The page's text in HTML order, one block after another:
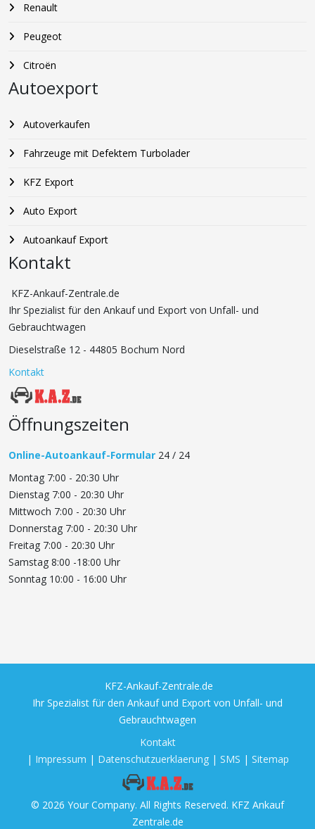
Renault
Peugeot
Citroën
Autoexport
Autoverkaufen
Fahrzeuge mit Defektem Turbolader
KFZ Export
Auto Export
Autoankauf Export
Kontakt
KFZ-Ankauf-Zentrale.de
Ihr Spezialist für den Ankauf und Export von Unfall- und
Gebrauchtwagen
Dieselstraße 12 - 44805 Bochum Nord
Kontakt
Öffnungszeiten
Online-Autoankauf-Formular 24 / 24
Montag 7:00 - 20:30 Uhr
Dienstag 7:00 - 20:30 Uhr
Mittwoch 7:00 - 20:30 Uhr
Donnerstag 7:00 - 20:30 Uhr
Freitag 7:00 - 20:30 Uhr
Samstag 8:00 -18:00 Uhr
Sonntag 10:00 - 16:00 Uhr
KFZ-Ankauf-Zentrale.de
Ihr Spezialist für den Ankauf und Export von Unfall- und
Gebrauchtwagen
Kontakt
| Impressum | Datenschutzuerklaerung| SMS | Sitemap
© 2026 Your Company. All Rights Reserved. KFZ Ankauf
Zentrale.de